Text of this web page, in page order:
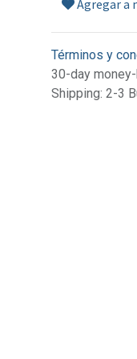
Agregar a
Términos y
30-day
Shipping: 2-3